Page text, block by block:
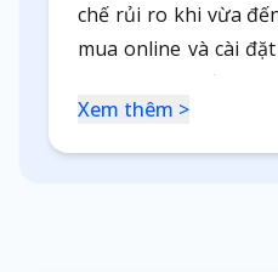
chế rủi ro khi vừa
mua online và cài
là phương án đáng
Xem thêm >